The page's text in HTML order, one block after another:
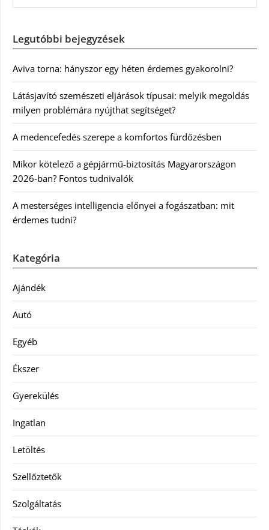
Legutóbbi bejegyzések
Aviva torna: hányszor egy héten érdemes gyakorolni?
Látásjavító szemészeti eljárások típusai: melyik megoldás
milyen problémára nyújthat segítséget?
A medencefedés szerepe a komfortos fürdőzésben
Mikor kötelező a gépjármű-biztosítás Magyarországon
2026-ban? Fontos tudnivalók
A mesterséges intelligencia előnyei a fogászatban: mit
érdemes tudni?
Kategória
Ajándék
Autó
Egyéb
Ékszer
Gyerekülés
Ingatlan
Letöltés
Szellőztetők
Szolgáltatás